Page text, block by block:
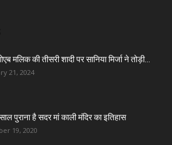
मलिक की तीसरी शादी पर सानिया मिर्जा ने तोड़ी...
21, 2024
पुराना है सदर मां काली मंदिर का इतिहास
19, 2020